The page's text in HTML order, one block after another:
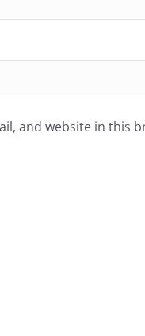
and website in this